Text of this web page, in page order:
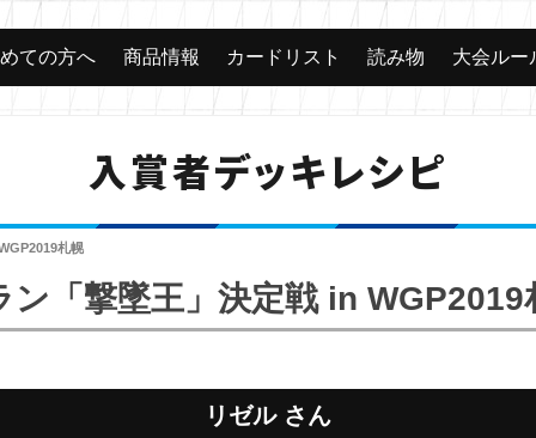
ての方へ 商品情報 カードリスト 読み物 大会ルー
入賞者デッキレシピ
札幌
ン「撃墜王」決定戦 in WGP2019
リゼル さん